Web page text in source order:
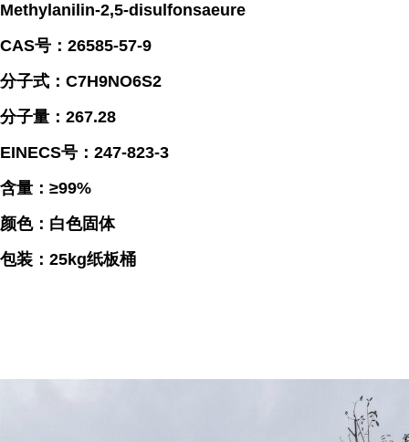
Methylanilin-2,5-disulfonsaeure
CAS号：26585-57-9
分子式：C7H9NO6S2
分子量：267.28
EINECS号：247-823-3
含量：≥99%
颜色：白色固体
包装：25kg纸板桶